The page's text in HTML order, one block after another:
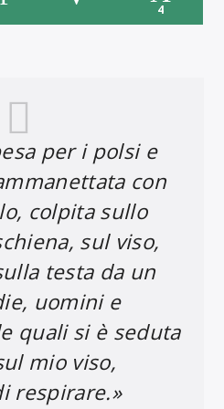
4
per i polsi e
con
colpita sullo
sul viso,
testa da un
uomini e
quali si è seduta
mio viso,
respirare.»